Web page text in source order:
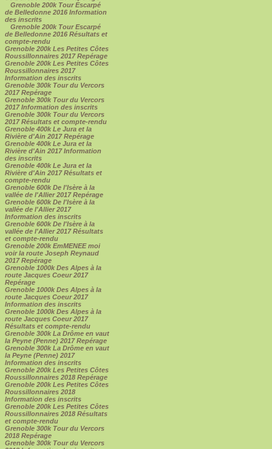
Grenoble 200k Tour Escarpé
de Belledonne 2016 Information
des inscrits
Grenoble 200k Tour Escarpé
de Belledonne 2016 Résultats et
compte-rendu
Grenoble 200k Les Petites Côtes
Roussillonnaires 2017 Repérage
Grenoble 200k Les Petites Côtes
Roussillonnaires 2017
Information des inscrits
Grenoble 300k Tour du Vercors
2017 Repérage
Grenoble 300k Tour du Vercors
2017 Information des inscrits
Grenoble 300k Tour du Vercors
2017 Résultats et compte-rendu
Grenoble 400k Le Jura et la
Rivière d'Ain 2017 Repérage
Grenoble 400k Le Jura et la
Rivière d'Ain 2017 Information
des inscrits
Grenoble 400k Le Jura et la
Rivière d'Ain 2017 Résultats et
compte-rendu
Grenoble 600k De l'Isère à la
vallée de l'Allier 2017 Repérage
Grenoble 600k De l'Isère à la
vallée de l'Allier 2017
Information des inscrits
Grenoble 600k De l'Isère à la
vallée de l'Allier 2017 Résultats
et compte-rendu
Grenoble 200k EmMENEE moi
voir la route Joseph Reynaud
2017 Repérage
Grenoble 1000k Des Alpes à la
route Jacques Coeur 2017
Repérage
Grenoble 1000k Des Alpes à la
route Jacques Coeur 2017
Information des inscrits
Grenoble 1000k Des Alpes à la
route Jacques Coeur 2017
Résultats et compte-rendu
Grenoble 300k La Drôme en vaut
la Peyne (Penne) 2017 Repérage
Grenoble 300k La Drôme en vaut
la Peyne (Penne) 2017
Information des inscrits
Grenoble 200k Les Petites Côtes
Roussillonnaires 2018 Repérage
Grenoble 200k Les Petites Côtes
Roussillonnaires 2018
Information des inscrits
Grenoble 200k Les Petites Côtes
Roussillonnaires 2018 Résultats
et compte-rendu
Grenoble 300k Tour du Vercors
2018 Repérage
Grenoble 300k Tour du Vercors